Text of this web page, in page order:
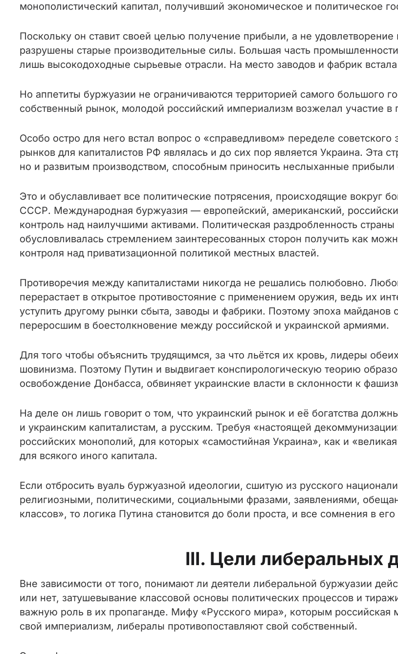
монополистический капитал, получивший экономическое и политическое
Поскольку он ставит своей целью получение прибыли, а не
разрушены старые производительные силы. Большая часть
лишь высокодоходные сырьевые отрасли. На место заводов и фабрик
Но аппетиты буржуазии не ограничиваются территорией самого большого
собственный рынок, молодой российский империализм возжелал участие в
Особо остро для него встал вопрос о «справедливом» переделе
рынков для капиталистов РФ являлась и до сих пор является Украина. Эта
но и развитым производством, способным приносить неслыханные прибыли
Это и обуславливает все политические потрясения, происходящие вокруг
СССР. Международная буржуазия — европейский, американский,
контроль над наилучшими активами. Политическая раздробленность
обусловливалась стремлением заинтересованных сторон получить как
контроля над приватизационной политикой местных властей.
Противоречия между капиталистами никогда не решались полюбовно.
перерастает в открытое противостояние с применением оружия, ведь их
уступить другому рынки сбыта, заводы и фабрики. Поэтому эпоха майданов
переросшим в боестолкновение между российской и украинской армиями.
Для того чтобы объяснить трудящимся, за что льётся их кровь, лидеры
шовинизма. Поэтому Путин и выдвигает конспирологическую теорию
освобождение Донбасса, обвиняет украинские власти в склонности к
На деле он лишь говорит о том, что украинский рынок и её богатства
и украинским капиталистам, а русским. Требуя «настоящей
российских монополий, для которых «самостийная Украина», как и
для всякого иного капитала.
Если отбросить вуаль буржуазной идеологии, сшитую из русского
религиозными, политическими, социальными фразами, заявлениями,
классов», то логика Путина становится до боли проста, и все сомнения в
III. Цели либеральных
Вне зависимости от того, понимают ли деятели либеральной буржуазии
или нет, затушевывание классовой основы политических процессов и
важную роль в их пропаганде. Мифу «Русского мира», которым российская
свой империализм, либералы противопоставляют свой собственный.